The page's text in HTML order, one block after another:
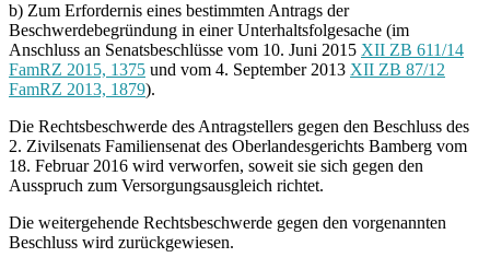
b) Zum Erfordernis eines bestimmten Antrags der
Beschwerdebegründung in einer Unterhaltsfolgesache (im
Anschluss an Senatsbeschlüsse vom 10. Juni 2015 XII ZB 611/14
FamRZ 2015, 1375 und vom 4. September 2013 XII ZB 87/12
FamRZ 2013, 1879).
Die Rechtsbeschwerde des Antragstellers gegen den Beschluss des
2. Zivilsenats Familiensenat des Oberlandesgerichts Bamberg vom
18. Februar 2016 wird verworfen, soweit sie sich gegen den
Ausspruch zum Versorgungsausgleich richtet.
Die weitergehende Rechtsbeschwerde gegen den vorgenannten
Beschluss wird zurückgewiesen.